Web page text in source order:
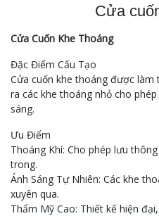
Cửa
Cửa Cuốn Khe Thoáng
Đặc Điểm Cấu Tạo
Cửa cuốn khe thoáng được
ra các khe thoáng nhỏ cho
sáng.
Ưu Điểm
Thoáng Khí: Cho phép lưu
trong.
Ánh Sáng Tự Nhiên: Các khe
xuyên qua.
Thẩm Mỹ Cao: Thiết kế hiện